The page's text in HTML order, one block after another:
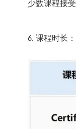
少数课程接受
6. 课程时长：